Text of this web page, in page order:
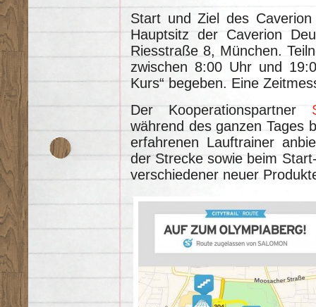
Start und Ziel des
Hauptsitz der Caverion
Riesstraße 8, München.
zwischen 8:00 Uhr und
Kurs“ begeben. Eine
Der Kooperationspartner
während des ganzen Tages
erfahrenen Lauftrainer
der Strecke sowie beim
verschiedener neuer